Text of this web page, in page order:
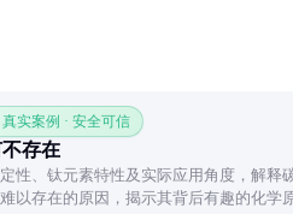
真实案例 · 安全可信
存在
性、钛元素特性及实际应用角度，解释
以存在的原因，揭示其背后有趣的化学原